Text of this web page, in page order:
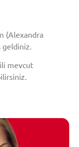
(Alexandra
geldiniz.
mevcut